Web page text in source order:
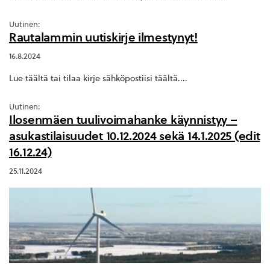
Uutinen:
Rautalammin uutiskirje ilmestynyt!
16.8.2024
Lue täältä tai tilaa kirje sähköpostiisi täältä....
Uutinen:
Ilosenmäen tuulivoimahanke käynnistyy –
asukastilaisuudet 10.12.2024 sekä 14.1.2025 (edit
16.12.24)
25.11.2024